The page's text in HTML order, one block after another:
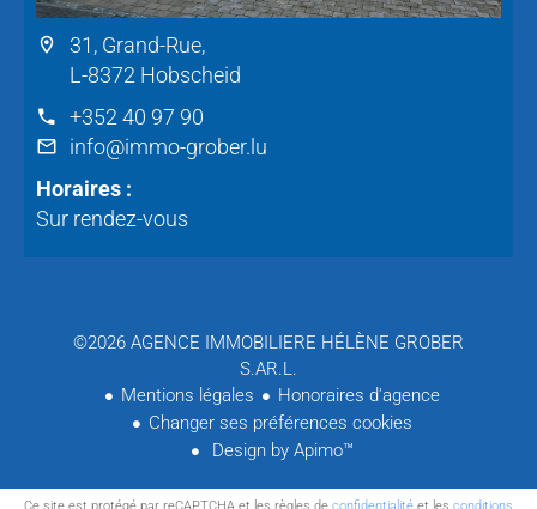
31, Grand-Rue,
L-8372 Hobscheid
+352 40 97 90
info@immo-grober.lu
Horaires :
Sur rendez-vous
©2026 AGENCE IMMOBILIERE HÉLÈNE GROBER
S.AR.L.
Mentions légales
Honoraires d'agence
Changer ses préférences cookies
Design by Apimo™
Ce site est protégé par reCAPTCHA et les règles de confidentialité et les conditions